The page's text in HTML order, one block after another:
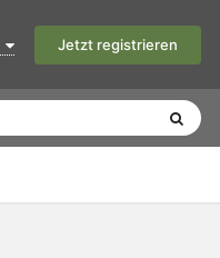
Jetzt registrieren